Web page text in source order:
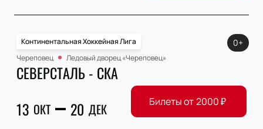
Континентальная Хоккейная Лига
Череповец
Ледовый дворец «Череповец»
СЕВЕРСТАЛЬ - СКА
13 ОКТ 20 ДЕК
0+
Билеты от2000₽